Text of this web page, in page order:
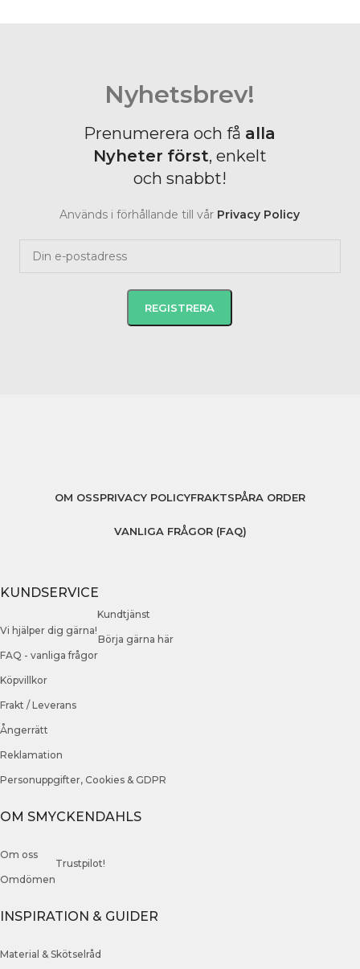
Nyhetsbrev!
Prenumerera och få alla
Nyheter först, enkelt
och snabbt!
Används i förhållande till vår Privacy Policy
OM OSSPRIVACY POLICYFRAKTSPÅRA ORDER
VANLIGA FRÅGOR (FAQ)
KUNDSERVICE
Vi hjälper dig gärna!
Kundtjänst
FAQ - vanliga frågor
Börja gärna här
Köpvillkor
Frakt / Leverans
Ångerrätt
Reklamation
Personuppgifter, Cookies & GDPR
OM SMYCKENDAHLS
Om oss
Omdömen
Trustpilot!
INSPIRATION & GUIDER
Material & Skötselråd